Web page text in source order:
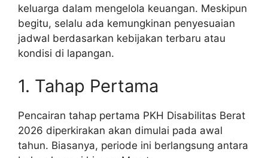
keluarga dalam mengelola keuangan. Meskipun
begitu, selalu ada kemungkinan penyesuaian
jadwal berdasarkan kebijakan terbaru atau
kondisi di lapangan.
1. Tahap Pertama
Pencairan tahap pertama PKH Disabilitas Berat
2026 diperkirakan akan dimulai pada awal
tahun. Biasanya, periode ini berlangsung antara